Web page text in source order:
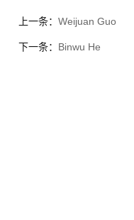
上一条： Weijuan Guo
下一条： Binwu He